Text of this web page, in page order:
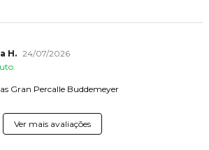
H. 24/07/2026
Gran Percalle Buddemeyer
Ver mais avaliações